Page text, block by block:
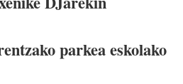
parkea eskolako